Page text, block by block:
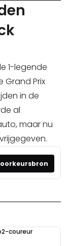
1-legende
Grand Prix
in de
al
maar nu
coureur